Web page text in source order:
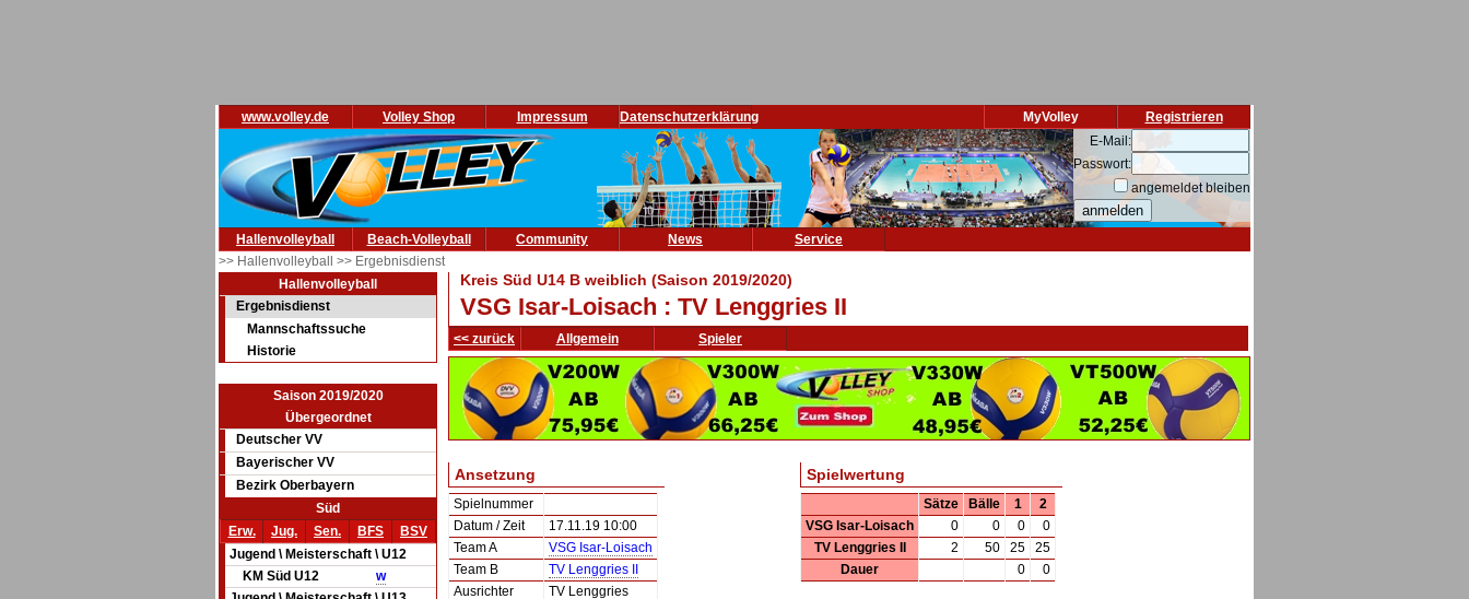
www.volley.de Volley Shop Impressum Datenschutzerklärung Registrieren
MyVolley
E-Mail:
Passwort:
angemeldet bleiben
Hallenvolleyball Beach-Volleyball Community News
Service
>> Hallenvolleyball >> Ergebnisdienst
Hallenvolleyball
Ergebnisdienst
Mannschaftssuche
Historie
Saison 2019/2020
Übergeordnet
Deutscher VV
Bayerischer VV
Bezirk Oberbayern
Süd
Erw.
Jug. Sen. BFS
BSV
Jugend \ Meisterschaft \ U12
KM Süd U12
w
Kreis Süd U14 B weiblich (Saison 2019/2020)
VSG Isar-Loisach : TV Lenggries II
<< zurück Allgemein Spieler
Ansetzung
Spielnummer
Datum / Zeit
17.11.19 10:00
Team A
VSG Isar-Loisach
Team B
TV Lenggries II
Ausrichter
TV Lenggries
Spielwertung
Sätze Bälle 1
2
VSG Isar-Loisach
0 0 0
0
TV Lenggries II
2 50 25
25
Dauer
0 0